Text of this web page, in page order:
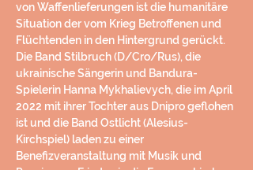
von Waffenlieferungen ist die humanitäre
Situation der vom Krieg Betroffenen und
Flüchtenden in den Hintergrund gerückt.
Die Band Stilbruch (D/Cro/Rus), die
ukrainische Sängerin und Bandura-
Spielerin Hanna Mykhalievych, die im April
2022 mit ihrer Tochter aus Dnipro geflohen
ist und die Band Ostlicht (Alesius-
Kirchspiel) laden zu einer
Benefizveranstaltung mit Musik und